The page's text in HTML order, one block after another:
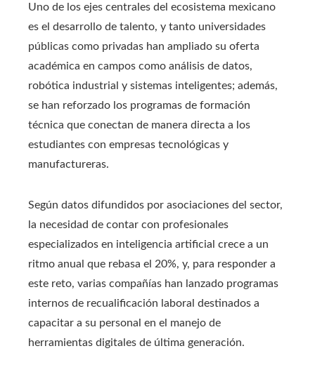
Uno de los ejes centrales del ecosistema mexicano
es el desarrollo de talento, y tanto universidades
públicas como privadas han ampliado su oferta
académica en campos como análisis de datos,
robótica industrial y sistemas inteligentes; además,
se han reforzado los programas de formación
técnica que conectan de manera directa a los
estudiantes con empresas tecnológicas y
manufactureras.
Según datos difundidos por asociaciones del sector,
la necesidad de contar con profesionales
especializados en inteligencia artificial crece a un
ritmo anual que rebasa el 20%, y, para responder a
este reto, varias compañías han lanzado programas
internos de recualificación laboral destinados a
capacitar a su personal en el manejo de
herramientas digitales de última generación.